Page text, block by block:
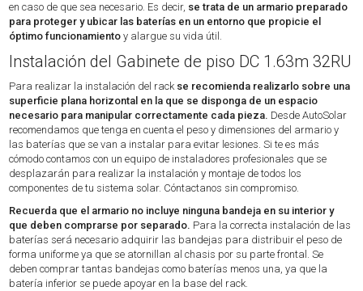
en caso de que sea necesario. Es decir, se trata de un armario preparado
para proteger y ubicar las baterías en un entorno que propicie el
óptimo funcionamiento y alargue su vida útil.
Instalación del Gabinete de piso DC 1.63m 32RU
Para realizar la instalación del rack se recomienda realizarlo sobre una
superficie plana horizontal en la que se disponga de un espacio
necesario para manipular correctamente cada pieza. Desde AutoSolar
recomendamos que tenga en cuenta el peso y dimensiones del armario y
las baterías que se van a instalar para evitar lesiones. Si te es más
cómodo contamos con un equipo de instaladores profesionales que se
desplazarán para realizar la instalación y montaje de todos los
componentes de tu sistema solar. Cóntactanos sin compromiso.
Recuerda que el armario no incluye ninguna bandeja en su interior y
que deben comprarse por separado. Para la correcta instalación de las
baterías será necesario adquirir las bandejas para distribuir el peso de
forma uniforme ya que se atornillan al chasis por su parte frontal. Se
deben comprar tantas bandejas como baterías menos una, ya que la
batería inferior se puede apoyar en la base del rack.